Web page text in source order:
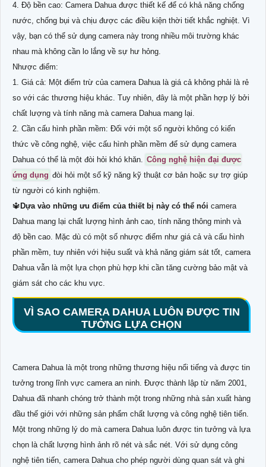
4. Độ bền cao: Camera Dahua được thiết kế để có khả năng chống
nước, chống bụi và chịu được các điều kiện thời tiết khắc nghiệt. Vì
vậy, bạn có thể sử dụng camera này trong nhiều môi trường khác
nhau mà không cần lo lắng về sự hư hỏng.
Nhược điểm:
1. Giá cả: Một điểm trừ của camera Dahua là giá cả không phải là rẻ
so với các thương hiệu khác. Tuy nhiên, đây là một phần hợp lý bởi
chất lượng và tính năng mà camera Dahua mang lại.
2. Cần cấu hình phần mềm: Đối với một số người không có kiến
thức về công nghệ, việc cấu hình phần mềm để sử dụng camera
Dahua có thể là một đòi hỏi khó khăn. Công nghệ hiện đại được
ứng dụng đòi hỏi một số kỹ năng kỹ thuật cơ bản hoặc sự trợ giúp
từ người có kinh nghiệm.
🔱 Dựa vào những ưu điểm của thiết bị này có thể nói camera
Dahua mang lại chất lượng hình ảnh cao, tính năng thông minh và
độ bền cao. Mặc dù có một số nhược điểm như giá cả và cấu hình
phần mềm, tuy nhiên với hiệu suất và khả năng giám sát tốt, camera
Dahua vẫn là một lựa chọn phù hợp khi cần tăng cường bảo mật và
giám sát cho các khu vực.
VÌ SAO CAMERA DAHUA LUÔN ĐƯỢC TIN
TƯỞNG LỰA CHỌN
Camera Dahua là một trong những thương hiệu nổi tiếng và được tin
tưởng trong lĩnh vực camera an ninh. Được thành lập từ năm 2001,
Dahua đã nhanh chóng trở thành một trong những nhà sản xuất hàng
đầu thế giới với những sản phẩm chất lượng và công nghệ tiên tiến.
Một trong những lý do mà camera Dahua luôn được tin tưởng và lựa
chọn là chất lượng hình ảnh rõ nét và sắc nét. Với sử dụng công
nghệ tiên tiến, camera Dahua cho phép người dùng quan sát và ghi